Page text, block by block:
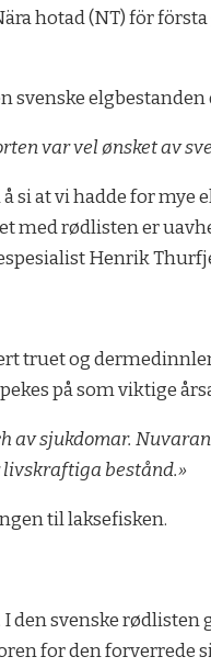
hotad (NT) för
svenske elgbestanden
var vel ønsket av
si at vi hadde for
med rødlisten er
Henrik
truet og
på som viktige
av sjukdomar.
bestånd.»
til laksefisken.
den svenske
for den forverrede